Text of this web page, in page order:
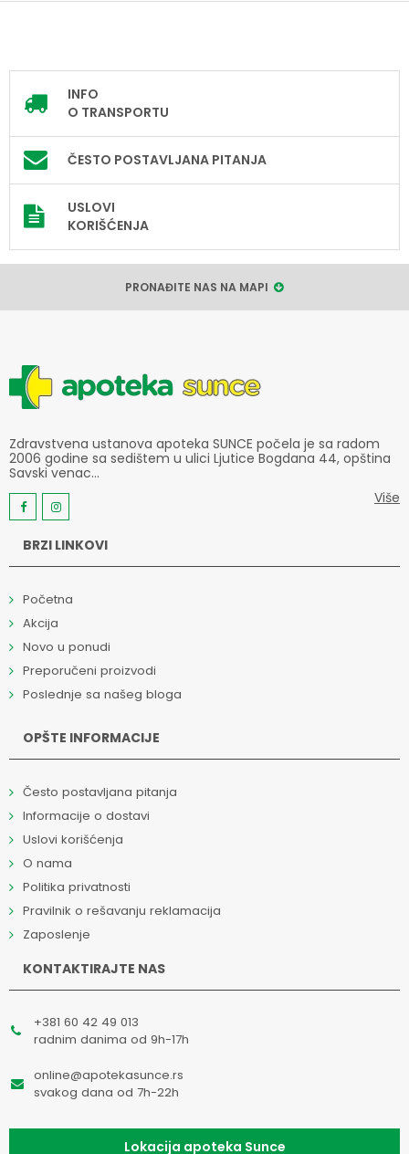
INFO
O TRANSPORTU
ČESTO POSTAVLJANA PITANJA
USLOVI
KORIŠĆENJA
PRONAĐITE NAS NA MAPI
Zdravstvena ustanova apoteka SUNCE počela je sa radom
2006 godine sa sedištem u ulici Ljutice Bogdana 44, opština
Savski venac...
Više
BRZI LINKOVI
Početna
Akcija
Novo u ponudi
Preporučeni proizvodi
Poslednje sa našeg bloga
OPŠTE INFORMACIJE
Često postavljana pitanja
Informacije o dostavi
Uslovi korišćenja
O nama
Politika privatnosti
Pravilnik o rešavanju reklamacija
Zaposlenje
KONTAKTIRAJTE NAS
+381 60 42 49 013
radnim danima od 9h-17h
online@apotekasunce.rs
svakog dana od 7h-22h
Lokacija apoteka Sunce